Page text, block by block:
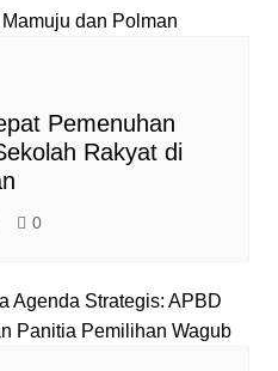
Pemenuhan
Rakyat di
0